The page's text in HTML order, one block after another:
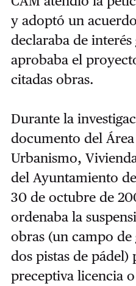
y adoptó un
declaraba de interés
aprobaba el
citadas obras.
Durante la
documento del
Urbanismo,
del Ayuntamiento
30 de octubre de
ordenaba la
obras (un campo
dos pistas de pádel)
preceptiva licencia